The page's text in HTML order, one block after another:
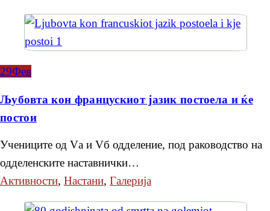
29Фев
Љубовта кон францускиот јазик постоела и ќе
постои
Учениците од Vа и Vб одделение, под раководство на
одделенските наставнички…
Активности, Настани, Галерија